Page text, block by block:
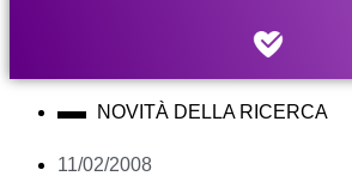
NOVITÀ DELLA RICERCA
11/02/2008